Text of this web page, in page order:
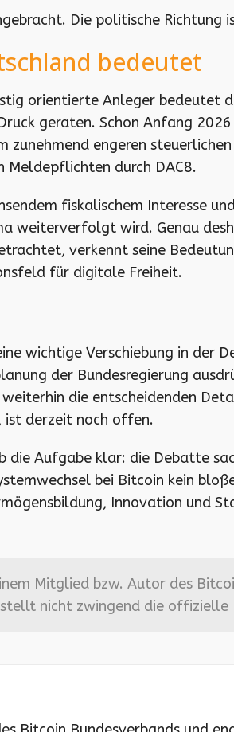
Die politische
bedeutet
orientierte Anleger bedeutet
geraten. Schon Anfang
engeren
Meldepflichten durch DAC8.
fiskalischem Interesse
weiterverfolgt wird. Genau
verkennt seine
für digitale Freiheit.
wichtige Verschiebung in der
der Bundesregierung
die entscheidenden
ist derzeit noch offen.
die Aufgabe klar: die Debatte
bei Bitcoin kein
Innovation und
Mitglied bzw. Autor des
nicht zwingend die offizielle